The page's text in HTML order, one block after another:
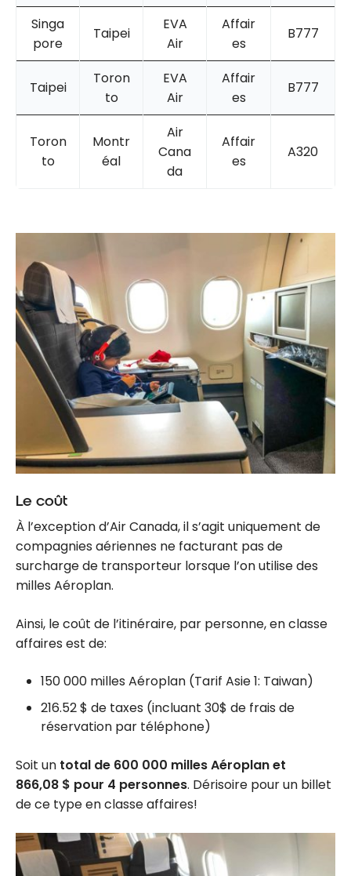
Singa
pore
Taipei
EVA
Air
Affair
es
B777
Taipei
Toron
to
EVA
Air
Affair
es
B777
Toron
to
Montr
éal
Air
Cana
da
Affair
es
A320
Le coût
À l’exception d’Air Canada, il s’agit uniquement de
compagnies aériennes ne facturant pas de
surcharge de transporteur lorsque l’on utilise des
milles Aéroplan.
Ainsi, le coût de l’itinéraire, par personne, en classe
affaires est de:
150 000 milles Aéroplan (Tarif Asie 1: Taiwan)
216.52 $ de taxes (incluant 30$ de frais de
réservation par téléphone)
Soit un total de 600 000 milles Aéroplan et
866,08 $ pour 4 personnes. Dérisoire pour un billet
de ce type en classe affaires!